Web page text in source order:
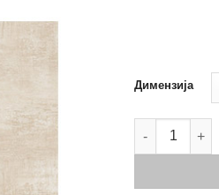
Димензија
Panama